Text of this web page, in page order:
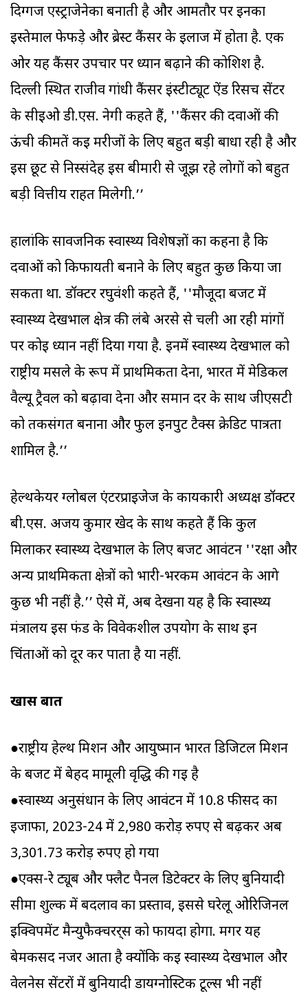
दिग्गज एस्ट्राजेनेका बनाती है और आमतौर पर इनका
इस्तेमाल फेफड़े और ब्रेस्ट कैंसर के इलाज में होता है. एक
ओर यह कैंसर उपचार पर ध्यान बढ़ाने की कोशिश है.
दिल्ली स्थित राजीव गांधी कैंसर इंस्टीट्यूट ऐंड रिसर्च सेंटर
के सीईओ डी.एस. नेगी कहते हैं, ''कैंसर की दवाओं की
ऊंची कीमतें कई मरीजों के लिए बहुत बड़ी बाधा रही है और
इस छूट से निस्संदेह इस बीमारी से जूझ रहे लोगों को बहुत
बड़ी वित्तीय राहत मिलेगी.’’
हालांकि सार्वजनिक स्वास्थ्य विशेषज्ञों का कहना है कि
दवाओं को किफायती बनाने के लिए बहुत कुछ किया जा
सकता था. डॉक्टर रघुवंशी कहते हैं, ''मौजूदा बजट में
स्वास्थ्य देखभाल क्षेत्र की लंबे अरसे से चली आ रही मांगों
पर कोई ध्यान नहीं दिया गया है. इनमें स्वास्थ्य देखभाल को
राष्ट्रीय मसले के रूप में प्राथमिकता देना, भारत में मेडिकल
वैल्यू ट्रैवल को बढ़ावा देना और समान दर के साथ जीएसटी
को तर्कसंगत बनाना और फुल इनपुट टैक्स क्रेडिट पात्रता
शामिल है.’’
हेल्थकेयर ग्लोबल एंटरप्राइजेज के कार्यकारी अध्यक्ष डॉक्टर
बी.एस. अजय कुमार खेद के साथ कहते हैं कि कुल
मिलाकर स्वास्थ्य देखभाल के लिए बजट आवंटन ''रक्षा और
अन्य प्राथमिकता क्षेत्रों को भारी-भरकम आवंटन के आगे
कुछ भी नहीं है.’’ ऐसे में, अब देखना यह है कि स्वास्थ्य
मंत्रालय इस फंड के विवेकशील उपयोग के साथ इन
चिंताओं को दूर कर पाता है या नहीं.
खास बातें
●राष्ट्रीय हेल्थ मिशन और आयुष्मान भारत डिजिटल मिशन
के बजट में बेहद मामूली वृद्धि की गई है
●स्वास्थ्य अनुसंधान के लिए आवंटन में 10.8 फीसद का
इजाफा, 2023-24 में 2,980 करोड़ रुपए से बढ़कर अब
3,301.73 करोड़ रुपए हो गया
●एक्स-रे ट्यूब और फ्लैट पैनल डिटेक्टर के लिए बुनियादी
सीमा शुल्क में बदलाव का प्रस्ताव, इससे घरेलू ओरिजिनल
इक्विपमेंट मैन्युफैक्चरर्र्स को फायदा होगा. मगर यह
बेमकसद नजर आता है क्योंकि कई स्वास्थ्य देखभाल और
वेलनेस सेंटरों में बुनियादी डायग्नोस्टिक टूल्स भी नहीं